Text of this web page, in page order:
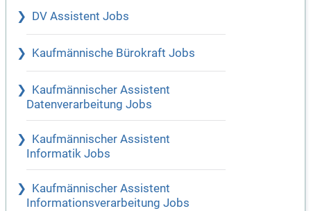
DV Assistent Jobs
Kaufmännische Bürokraft Jobs
Kaufmännischer Assistent
Datenverarbeitung Jobs
Kaufmännischer Assistent
Informatik Jobs
Kaufmännischer Assistent
Informationsverarbeitung Jobs